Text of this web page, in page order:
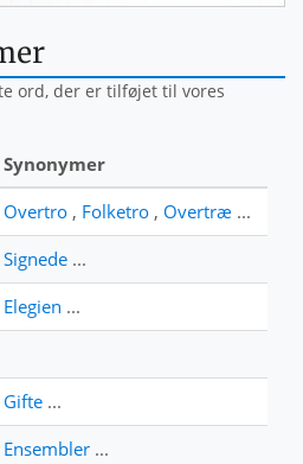
ord, der er tilføjet til vores
Synonymer
Overtro , Folketro , Overtræ ...
Signede ...
Elegien ...
Gifte ...
Ensembler ...